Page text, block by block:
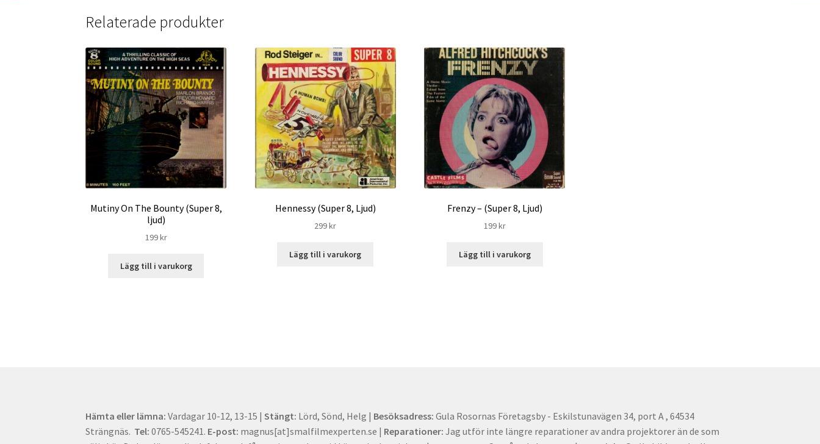
Relaterade produkter
Mutiny On The Bounty (Super 8,
ljud)
199kr
Lägg till i varukorg
Hennessy (Super 8, Ljud)
299kr
Lägg till i varukorg
Frenzy – (Super 8, Ljud)
199kr
Lägg till i varukorg
Hämta eller lämna:Vardagar 10-12, 13-15 |Stängt: Lörd, Sönd, Helg | Besöksadress: Gula Rosornas Företagsby - Eskilstunavägen 34, port A , 64534
Strängnäs. Tel:0765-545241. E-post: magnus[at]smalfilmexperten.se | Reparationer: Jag utför inte längre reparationer av andra projektorer än de som